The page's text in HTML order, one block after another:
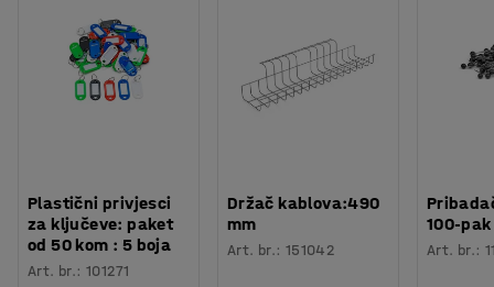
Plastični privjesci
za ključeve: paket
od 50 kom : 5 boja
Art. br.:101271
Držač kablova:490
mm
Art. br.: 151042
100-pak
Art. br.: